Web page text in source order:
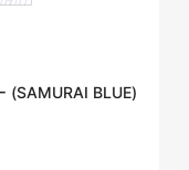
(SAMURAI BLUE)